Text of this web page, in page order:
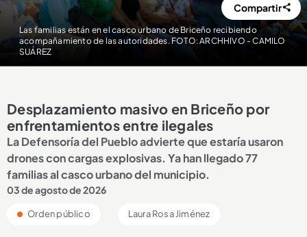
Las familias están en el casco urbano de Briceño recibiendo
acompañamiento de las autoridades. FOTO: ARCHHIVO - CAMILO
SUÁREZ
Compartir
Desplazamiento masivo en Briceño por
enfrentamientos entre ilegales
La Defensoría del Pueblo advierte que estaría usaron
drones con cargas explosivas. Ya han llegado 77
familias al casco urbano del municipio.
03 de agosto de 2026
Orden público Laura Rosa Jiménez